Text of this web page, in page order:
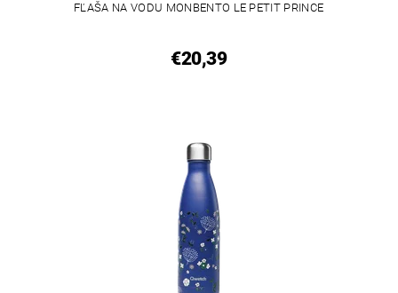
FĽAŠA NA VODU MONBENTO LE PETIT PRINCE
€20,39